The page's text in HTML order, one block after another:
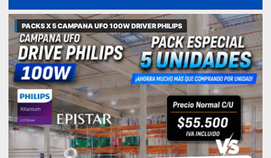
PACKS X 5 CAMPANA UFO 100W DRIVER PHILIPS